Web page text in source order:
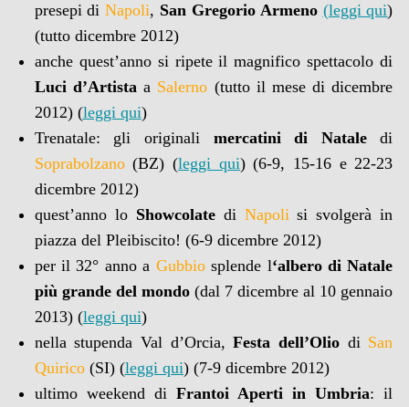
presepi diNapoli, San Gregorio Armeno (leggi qui)
(tutto dicembre 2012)
anche quest’anno si ripete il magnifico spettacolo di
Luci d’Artistaa Salerno (tutto il mese di dicembre
2012) (leggi qui)
Trenatale: gli originalimercatini di Nataledi
Soprabolzano(BZ) (leggi qui) (6-9, 15-16 e 22-23
dicembre 2012)
quest’anno lo Showcolate di Napolisi svolgerà in
piazza del Pleibiscito! (6-9 dicembre 2012)
per il 32° anno a Gubbiosplende l‘albero di Natale
più grande del mondo(dal 7 dicembre al 10 gennaio
2013) (leggi qui)
nella stupenda Val d’Orcia,Festa dell’Olio di San
Quirico(SI) (leggi qui) (7-9 dicembre 2012)
ultimo weekend di Frantoi Aperti in Umbria: il